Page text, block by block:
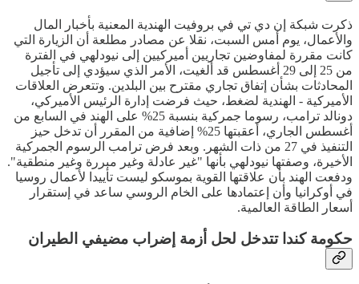
ذكرت شبكة إن دي تي في بروفيت الهندية المعنية بأخبار المال
والأعمال، يوم أمس السبت، نقلا عن مصادر مطلعة أن الزيارة التي
كانت مقررة لمفاوضين تجاريين أميركيين إلى نيودلهي في الفترة
من 25 إلى 29 أغسطس قد ألغيت، الأمر الذي سيؤدي إلى تأجيل
المحادثات بشأن إتفاق تجاري مقترح بين البلدين. وتتعرض العلاقات
الأميركية - الهندية لضغط، حيث فرضت إدارة الرئيس الأميركي،
دونالد ترامب، رسوما جمركية بنسبة 25% على الهند في السابع من
أغسطس الجاري، أعقبتها 25% إضافية من المقرر أن تدخل حيز
التنفيذ في 27 من ذات الشهر. وبعد فرض ترامب الرسوم الجمركية
الأخيرة، وصفتها نيودلهي بأنها "غير عادلة وغير مبررة وغير منطقية".
ودفعت الهند بأن علاقتها القوية بموسكو ليست تأييدا لأعمال روسيا
في أوكرانيا وأن إعتمادها على الخام الروسي ساعد في إستقرار
أسعار الطاقة العالمية.
حكومة كندا تتدخل لحل أزمة إضراب مضيفي الطيران